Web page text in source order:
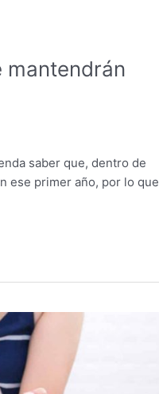
mantendrán
saber que, dentro de
ese primer año, por lo que